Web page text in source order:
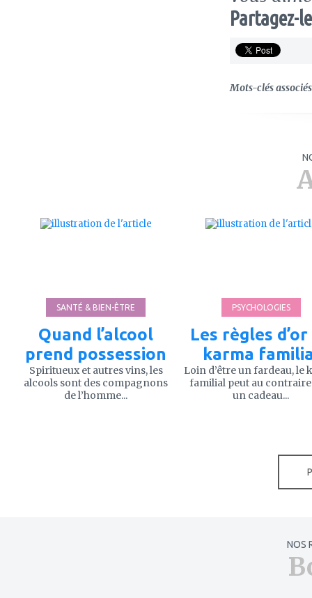
Partagez-
Mots-clés
SANTÉ & BIEN-ÊTRE
Quand l’alcool
prend possession
Spiritueux et autres vins, les
alcools sont des compagnons
de l’homme...
PSYCHOLOGIES
Les règles d’or
karma
Loin d’être un fardeau, le
familial peut au
un cadeau...
NOS